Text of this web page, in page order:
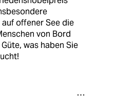
offener See die
von Bord
was haben Sie